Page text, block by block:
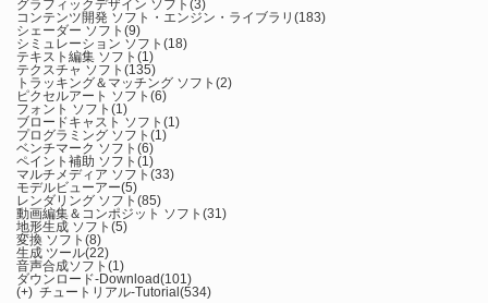
グラフィックデザイン ソフト (3)
コンテンツ開発 ソフト・エンジン・ライブラリ (183)
シェーダー ソフト (9)
シミュレーション ソフト (18)
テキスト編集 ソフト (1)
テクスチャ ソフト (135)
トラッキング＆マッチング ソフト (2)
ピクセルアート ソフト (6)
フォント ソフト (1)
ブロードキャスト ソフト (1)
プログラミング ソフト (1)
ベンチマーク ソフト (6)
ペイント補助 ソフト (1)
マルチメディア ソフト (33)
モデルビューアー(5)
レンダリング ソフト (85)
動画編集＆コンポジット ソフト (31)
地形生成 ソフト (5)
変換 ソフト (8)
生成 ツール(22)
音声合成ソフト (1)
ダウンロード-Download(101)
(+) チュートリアル-Tutorial(534)